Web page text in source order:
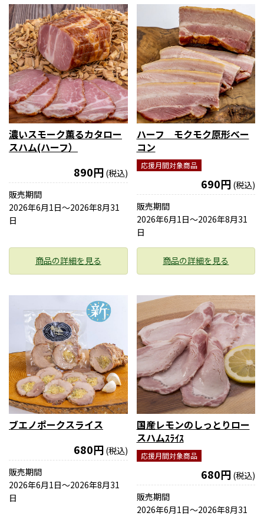
濃いスモーク薫るカタロー
スハム(ハーフ）
890円 (税込)
販売期間
2026年6月1日〜2026年8月31
日
商品の詳細を見る
ハーフ モクモク原形ベー
コン
応援月間対象商品
690円 (税込)
販売期間
2026年6月1日〜2026年8月31
日
商品の詳細を見る
ブエノポークスライス
680円 (税込)
販売期間
2026年6月1日〜2026年8月31
日
国産レモンのしっとりロー
スハムｽﾗｲｽ
応援月間対象商品
680円 (税込)
販売期間
2026年6月1日〜2026年8月31